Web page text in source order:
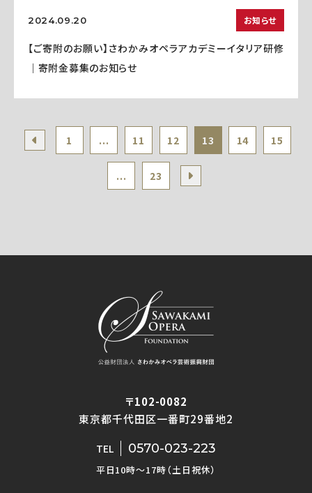
2024.09.20 お知らせ
【ご寄附のお願い】さわかみオペラアカデミーイタリア研修
｜寄附金募集のお知らせ
1 ... 11 12 13 14 15
... 23
〒102-0082
東京都千代田区一番町29番地2
TEL 0570-023-223
平日10時〜17時（土日祝休）